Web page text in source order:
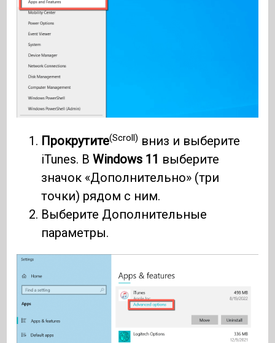
Прокрутите(Scroll) вниз и выберите
iTunes. ВWindows 11 выберите
значок «Дополнительно» (три
точки) рядом с ним.
Выберите Дополнительные
параметры.